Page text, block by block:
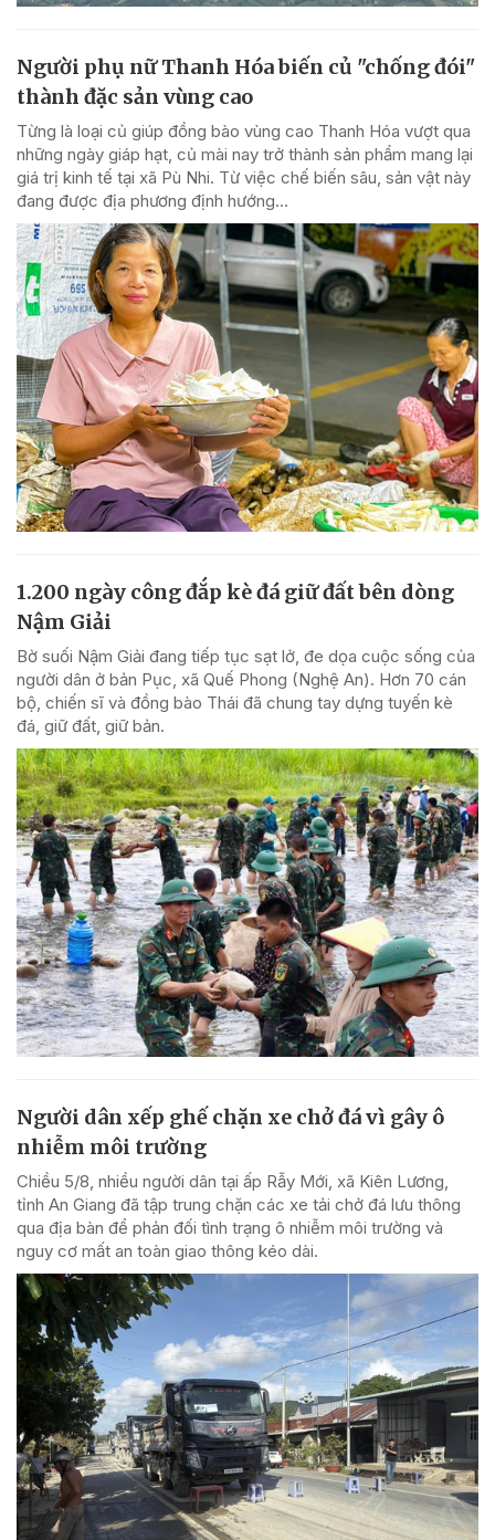
Người phụ nữ Thanh Hóa biến củ "chống đói"
thành đặc sản vùng cao
Từng là loại củ giúp đồng bào vùng cao Thanh Hóa vượt qua
những ngày giáp hạt, củ mài nay trở thành sản phẩm mang lại
giá trị kinh tế tại xã Pù Nhi. Từ việc chế biến sâu, sản vật này
đang được địa phương định hướng...
1.200 ngày công đắp kè đá giữ đất bên dòng
Nậm Giải
Bờ suối Nậm Giải đang tiếp tục sạt lở, đe dọa cuộc sống của
người dân ở bản Pục, xã Quế Phong (Nghệ An). Hơn 70 cán
bộ, chiến sĩ và đồng bào Thái đã chung tay dựng tuyến kè
đá, giữ đất, giữ bản.
Người dân xếp ghế chặn xe chở đá vì gây ô
nhiễm môi trường
Chiều 5/8, nhiều người dân tại ấp Rẫy Mới, xã Kiên Lương,
tỉnh An Giang đã tập trung chặn các xe tải chở đá lưu thông
qua địa bàn để phản đối tình trạng ô nhiễm môi trường và
nguy cơ mất an toàn giao thông kéo dài.